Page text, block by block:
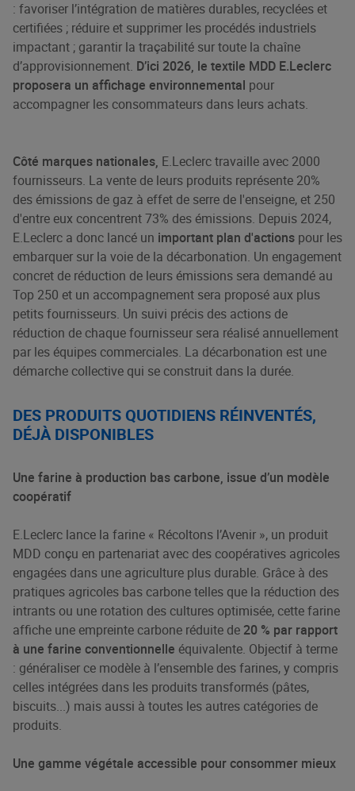
: favoriser l’intégration de matières durables, recyclées et
certifiées ; réduire et supprimer les procédés industriels
impactant ; garantir la traçabilité sur toute la chaîne
d’approvisionnement. D’ici 2026, le textile MDD E.Leclerc
proposera un affichage environnemental pour
accompagner les consommateurs dans leurs achats.
Côté marques nationales, E.Leclerc travaille avec 2000
fournisseurs. La vente de leurs produits représente 20%
des émissions de gaz à effet de serre de l'enseigne, et 250
d'entre eux concentrent 73% des émissions. Depuis 2024,
E.Leclerc a donc lancé un important plan d'actions pour les
embarquer sur la voie de la décarbonation. Un engagement
concret de réduction de leurs émissions sera demandé au
Top 250 et un accompagnement sera proposé aux plus
petits fournisseurs. Un suivi précis des actions de
réduction de chaque fournisseur sera réalisé annuellement
par les équipes commerciales. La décarbonation est une
démarche collective qui se construit dans la durée.
DES PRODUITS QUOTIDIENS RÉINVENTÉS,
DÉJÀ DISPONIBLES
Une farine à production bas carbone, issue d’un modèle
coopératif
E.Leclerc lance la farine « Récoltons l’Avenir », un produit
MDD conçu en partenariat avec des coopératives agricoles
engagées dans une agriculture plus durable. Grâce à des
pratiques agricoles bas carbone telles que la réduction des
intrants ou une rotation des cultures optimisée, cette farine
affiche une empreinte carbone réduite de 20 % par rapport
à une farine conventionnelle équivalente​. Objectif à terme
: généraliser ce modèle à l’ensemble des farines, y compris
celles intégrées dans les produits transformés (pâtes,
biscuits...) mais aussi à toutes les autres catégories de
produits.
Une gamme végétale accessible pour consommer mieux